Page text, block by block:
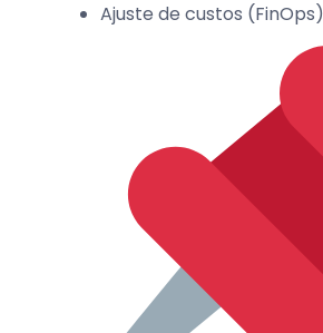
Ajuste de custos (FinOps)